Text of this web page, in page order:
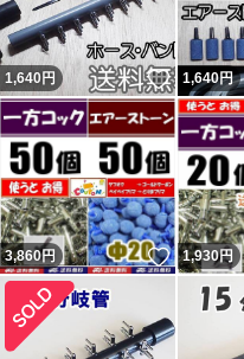
1,640円 いいね
1,640円
3,860円 いいね
1,930円